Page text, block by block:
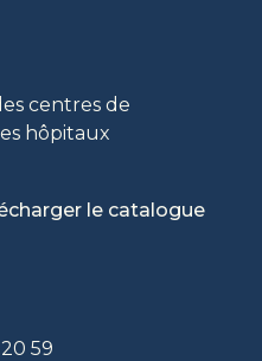
centres de
hôpitaux
le catalogue
59